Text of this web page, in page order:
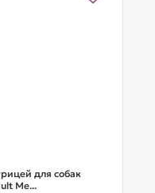
для собак
Me...